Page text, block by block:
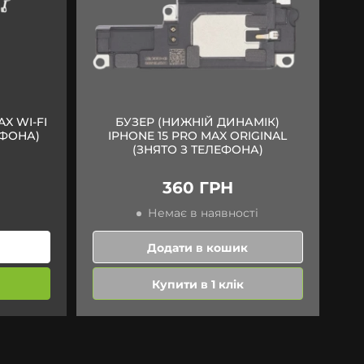
WI-FI
БУЗЕР (НИЖНІЙ ДИНАМІК)
IPHONE 15 PRO MAX ORIGINAL
(ЗНЯТО З ТЕЛЕФОНА)
360 ГРН
Немає в наявності
Додати в кошик
Купити в 1 клік